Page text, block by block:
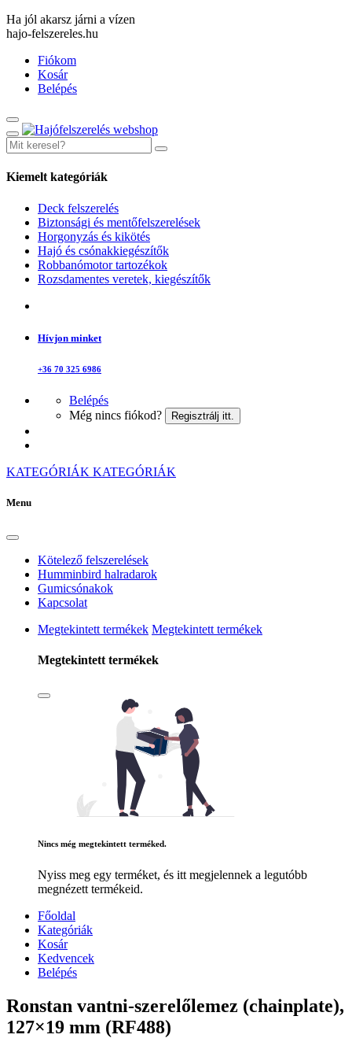
Ha jól akarsz járni a vízen
hajo-felszereles.hu
Fiókom
Kosár
Belépés
Kiemelt kategóriák
Deck felszerelés
Biztonsági és mentőfelszerelések
Horgonyzás és kikötés
Hajó és csónakkiegészítők
Robbanómotor tartozékok
Rozsdamentes veretek, kiegészítők
Hívjon minket
+36 70 325 6986
Belépés
Még nincs fiókod?
Regisztrálj itt.
KATEGÓRIÁK KATEGÓRIÁK
Menu
Kötelező felszerelések
Humminbird halradarok
Gumicsónakok
Kapcsolat
Megtekintett termékek Megtekintett termékek
Megtekintett termékek
Nincs még megtekintett terméked.
Nyiss meg egy terméket, és itt megjelennek a legutóbb
megnézett termékeid.
Főoldal
Kategóriák
Kosár
Kedvencek
Belépés
Ronstan vantni-szerelőlemez (chainplate),
127×19 mm (RF488)